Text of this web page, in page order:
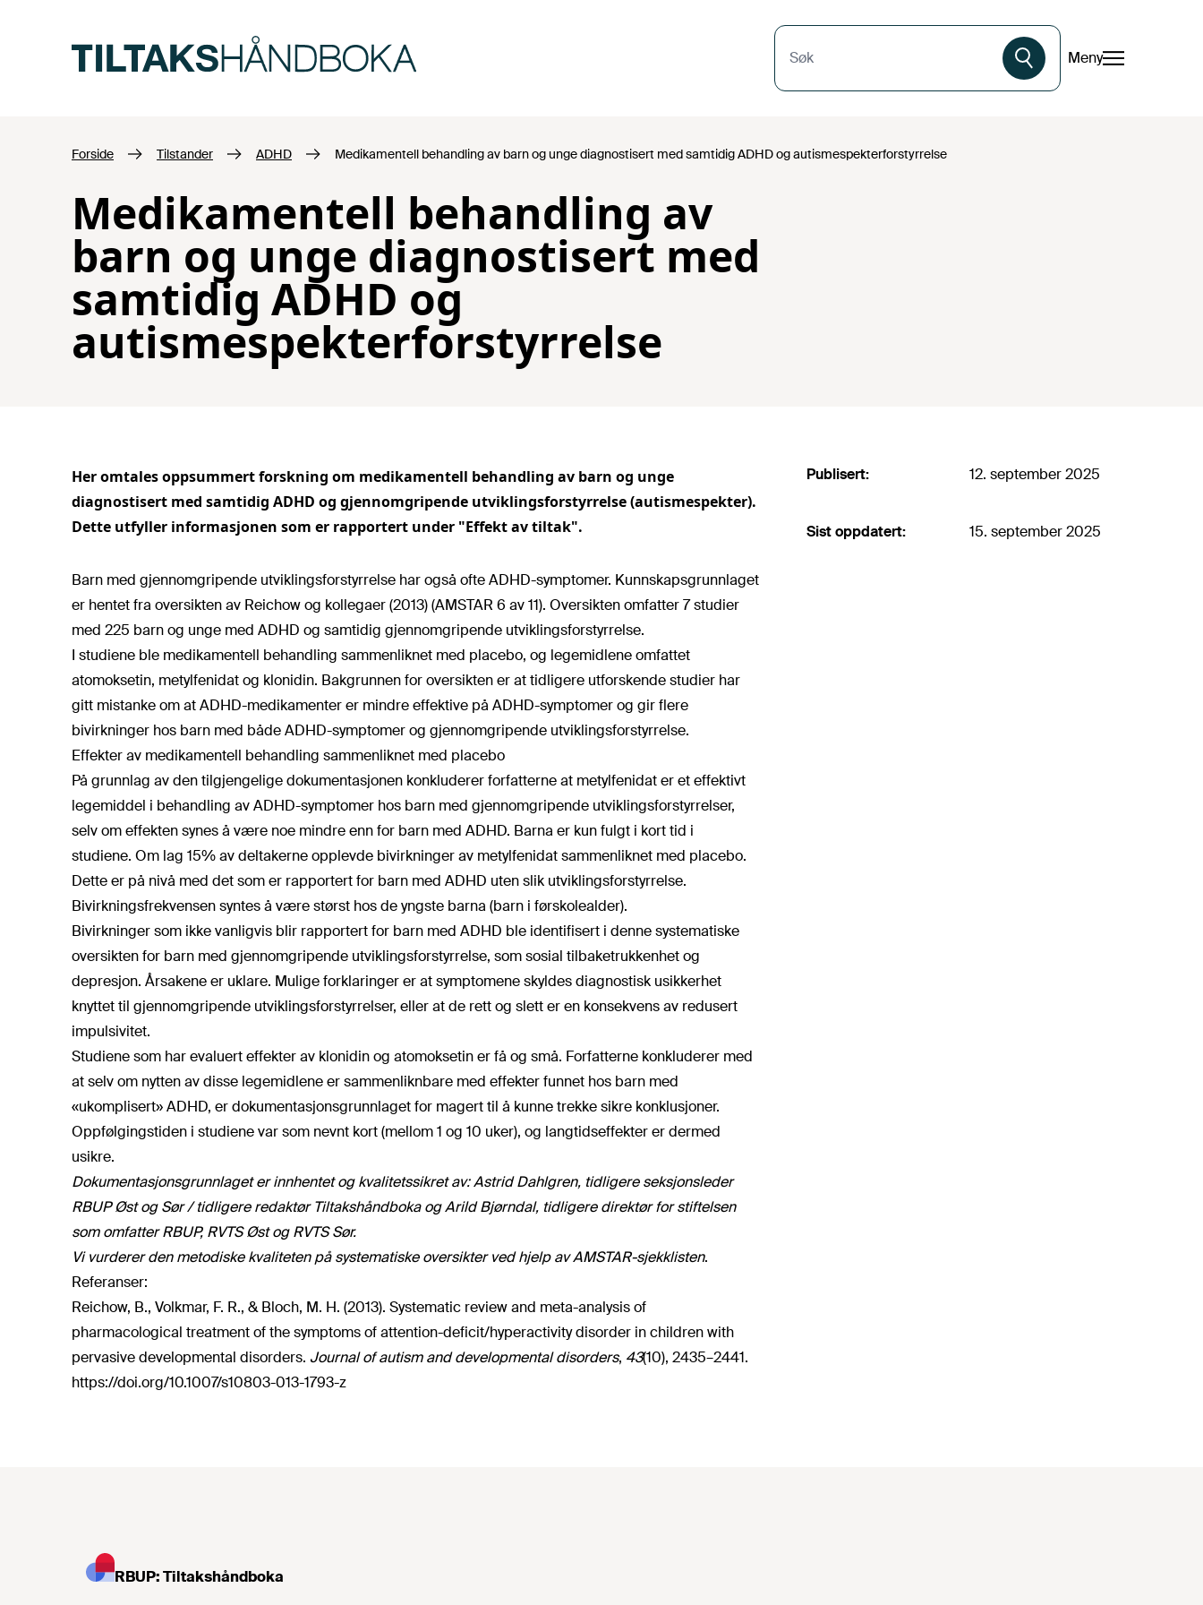
Søk Meny
Forside Tilstander ADHD Medikamentell behandling av barn og unge diagnostisert med samtidig ADHD og autismespekterforstyrrelse
Medikamentell behandling av
barn og unge diagnostisert med
samtidig ADHD og
autismespekterforstyrrelse
Her omtales oppsummert forskning om medikamentell behandling av barn og unge
diagnostisert med samtidig ADHD og gjennomgripende utviklingsforstyrrelse (autismespekter).
Dette utfyller informasjonen som er rapportert under "Effekt av tiltak".
Barn med gjennomgripende utviklingsforstyrrelse har også ofte ADHD-symptomer. Kunnskapsgrunnlaget
er hentet fra oversikten av Reichow og kollegaer (2013) (AMSTAR 6 av 11). Oversikten omfatter 7 studier
med 225 barn og unge med ADHD og samtidig gjennomgripende utviklingsforstyrrelse.
I studiene ble medikamentell behandling sammenliknet med placebo, og legemidlene omfattet
atomoksetin, metylfenidat og klonidin. Bakgrunnen for oversikten er at tidligere utforskende studier har
gitt mistanke om at ADHD-medikamenter er mindre effektive på ADHD-symptomer og gir flere
bivirkninger hos barn med både ADHD-symptomer og gjennomgripende utviklingsforstyrrelse.
Effekter av medikamentell behandling sammenliknet med placebo
På grunnlag av den tilgjengelige dokumentasjonen konkluderer forfatterne at metylfenidat er et effektivt
legemiddel i behandling av ADHD-symptomer hos barn med gjennomgripende utviklingsforstyrrelser,
selv om effekten synes å være noe mindre enn for barn med ADHD. Barna er kun fulgt i kort tid i
studiene. Om lag 15% av deltakerne opplevde bivirkninger av metylfenidat sammenliknet med placebo.
Dette er på nivå med det som er rapportert for barn med ADHD uten slik utviklingsforstyrrelse.
Bivirkningsfrekvensen syntes å være størst hos de yngste barna (barn i førskolealder).
Bivirkninger som ikke vanligvis blir rapportert for barn med ADHD ble identifisert i denne systematiske
oversikten for barn med gjennomgripende utviklingsforstyrrelse, som sosial tilbaketrukkenhet og
depresjon. Årsakene er uklare. Mulige forklaringer er at symptomene skyldes diagnostisk usikkerhet
knyttet til gjennomgripende utviklingsforstyrrelser, eller at de rett og slett er en konsekvens av redusert
impulsivitet.
Studiene som har evaluert effekter av klonidin og atomoksetin er få og små. Forfatterne konkluderer med
at selv om nytten av disse legemidlene er sammenliknbare med effekter funnet hos barn med
«ukomplisert» ADHD, er dokumentasjonsgrunnlaget for magert til å kunne trekke sikre konklusjoner.
Oppfølgingstiden i studiene var som nevnt kort (mellom 1 og 10 uker), og langtidseffekter er dermed
usikre.
Dokumentasjonsgrunnlaget er innhentet og kvalitetssikret av: Astrid Dahlgren, tidligere seksjonsleder
RBUP Øst og Sør / tidligere redaktør Tiltakshåndboka og Arild Bjørndal, tidligere direktør for stiftelsen
som omfatter RBUP, RVTS Øst og RVTS Sør.
Vi vurderer den metodiske kvaliteten på systematiske oversikter ved hjelp avAMSTAR-sjekklisten.
Referanser:
Reichow, B., Volkmar, F. R., & Bloch, M. H. (2013). Systematic review and meta-analysis of
pharmacological treatment of the symptoms of attention-deficit/hyperactivity disorder in children with
pervasive developmental disorders. Journal of autism and developmental disorders, 43(10), 2435–2441.
https://doi.org/10.1007/s10803-013-1793-z
Publisert: 12. september 2025
Sist oppdatert: 15. september 2025
RBUP: Tiltakshåndboka